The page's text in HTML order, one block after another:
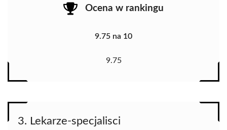
Ocena w rankingu
9.75 na 10
9.75
3. Lekarze-specjalisci